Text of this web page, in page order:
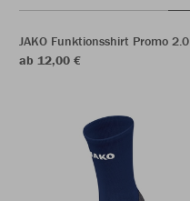
JAKO Funktionsshirt Promo 2.0
ab 12,00 €